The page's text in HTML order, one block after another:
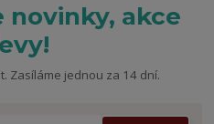
novinky, akce
Zasíláme jednou za 14 dní.